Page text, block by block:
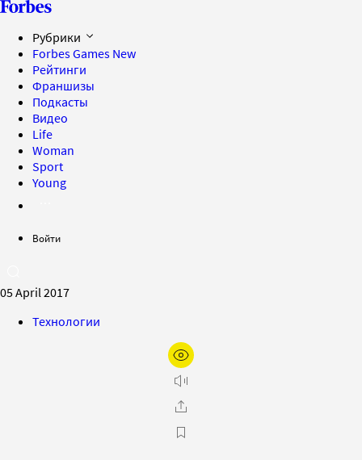
Рубрики
Forbes Games New
Рейтинги
Франшизы
Подкасты
Видео
Life
Woman
Sport
Young
Войти
05 April 2017
Технологии